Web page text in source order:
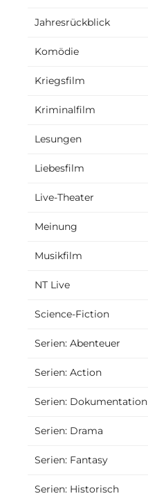
Jahresrückblick
Komödie
Kriegsfilm
Kriminalfilm
Lesungen
Liebesfilm
Live-Theater
Meinung
Musikfilm
NT Live
Science-Fiction
Serien: Abenteuer
Serien: Action
Serien: Dokumentation
Serien: Drama
Serien: Fantasy
Serien: Historisch